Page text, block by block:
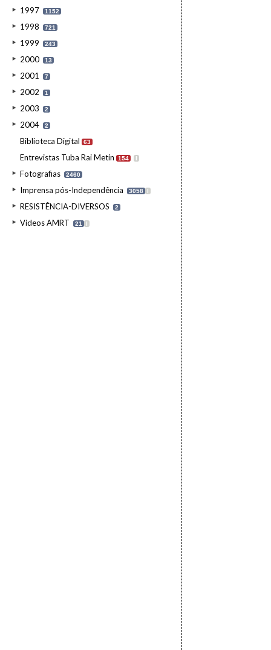
1997 1152
1998 721
1999 243
2000 13
2001 7
2002 1
2003 2
2004 2
Biblioteca Digital 63
Entrevistas Tuba Rai Metin 154 I
Fotografias 2460
Imprensa pós-Independência 3058 I
RESISTÊNCIA-DIVERSOS 2
Videos AMRT 21 I